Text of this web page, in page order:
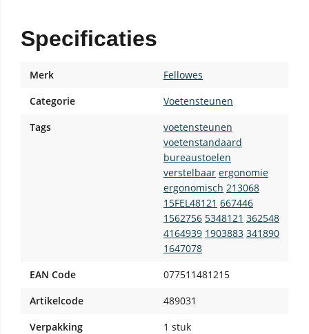
Specificaties
Merk
Fellowes
Categorie
Voetensteunen
Tags
voetensteunen
voetenstandaard
bureaustoelen
verstelbaar ergonomie
ergonomisch 213068
15FEL48121 667446
1562756 5348121 362548
4164939 1903883 341890
1647078
EAN Code
077511481215
Artikelcode
489031
Verpakking
1 stuk